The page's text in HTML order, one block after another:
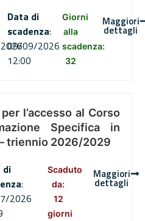
Data di
scadenza:
09/09/2026
12:00
Giorni
alla
scadenza:
32
Maggiori
dettagli
l’accesso al Corso
Specifica in
triennio 2026/2029
di
:
2026
Scaduto
da:
12
giorni
Maggiori
dettagli